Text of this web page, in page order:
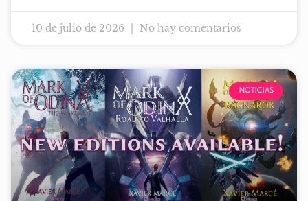
10 de julio de 2026 No hay comentarios
NOTICIAS